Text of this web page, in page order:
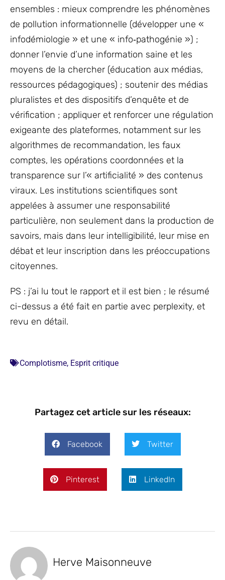
ensembles : mieux comprendre les phénomènes
de pollution informationnelle (développer une «
infodémiologie » et une « info‑pathogénie ») ;
donner l’envie d’une information saine et les
moyens de la chercher (éducation aux médias,
ressources pédagogiques) ; soutenir des médias
pluralistes et des dispositifs d’enquête et de
vérification ; appliquer et renforcer une régulation
exigeante des plateformes, notamment sur les
algorithmes de recommandation, les faux
comptes, les opérations coordonnées et la
transparence sur l’« artificialité » des contenus
viraux. Les institutions scientifiques sont
appelées à assumer une responsabilité
particulière, non seulement dans la production de
savoirs, mais dans leur intelligibilité, leur mise en
débat et leur inscription dans les préoccupations
citoyennes.
PS : j’ai lu tout le rapport et il est bien ; le résumé
ci-dessus a été fait en partie avec perplexity, et
revu en détail.
Complotisme, Esprit critique
Partagez cet article sur les réseaux:
Facebook Twitter
Pinterest LinkedIn
Herve Maisonneuve